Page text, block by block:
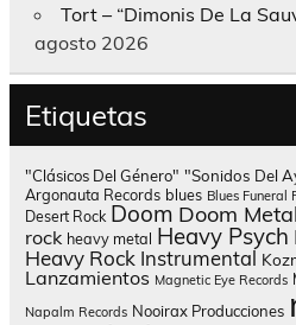
Tort – “Dimonis De La
agosto 2026
Etiquetas
"Clásicos Del Género" "Sonidos Del
Argonauta Records blues Blues Funeral
Desert Rock Doom Doom Metal
rock heavy metal Heavy Psych
Heavy Rock Instrumental
Lanzamientos Magnetic Eye Records
Napalm Records Nooirax Producciones